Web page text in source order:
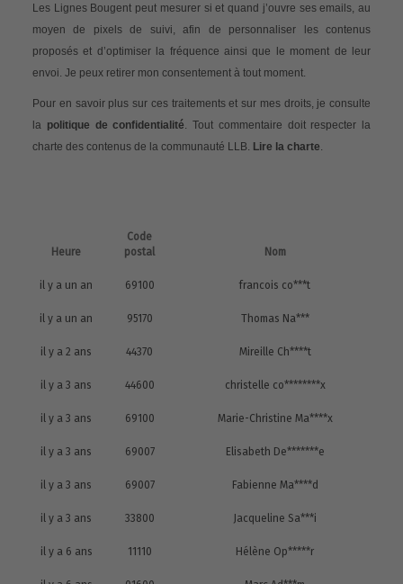
Les Lignes Bougent peut mesurer si et quand j’ouvre ses emails, au
moyen de pixels de suivi, afin de personnaliser les contenus
proposés et d’optimiser la fréquence ainsi que le moment de leur
envoi. Je peux retirer mon consentement à tout moment.
Pour en savoir plus sur ces traitements et sur mes droits, je consulte
la politique de confidentialité. Tout commentaire doit respecter la
charte des contenus de la communauté LLB. Lire la charte.
Heure
Code
postal
Nom
il y a un an 69100 francois co***t
il y a un an 95170 Thomas Na***
il y a 2 ans 44370 Mireille Ch****t
il y a 3 ans 44600 christelle co********x
il y a 3 ans 69100 Marie-Christine Ma****x
il y a 3 ans 69007 Elisabeth De*******e
il y a 3 ans 69007 Fabienne Ma****d
il y a 3 ans 33800 Jacqueline Sa***i
il y a 6 ans 11110 Hélène Op*****r